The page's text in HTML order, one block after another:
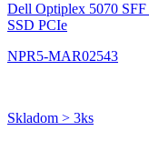
Dell Optiplex 5070 SFF
SSD PCIe
NPR5-MAR02543
Skladom > 3ks